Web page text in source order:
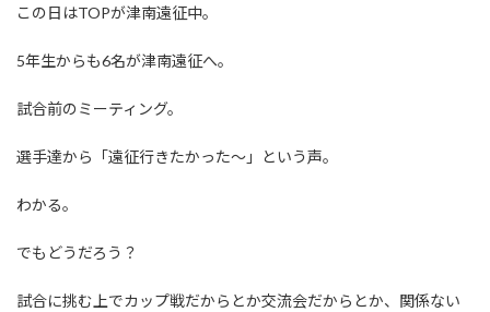
この日はTOPが津南遠征中。
5年生からも6名が津南遠征へ。
試合前のミーティング。
選手達から「遠征行きたかった〜」という声。
わかる。
でもどうだろう？
試合に挑む上でカップ戦だからとか交流会だからとか、関係ない